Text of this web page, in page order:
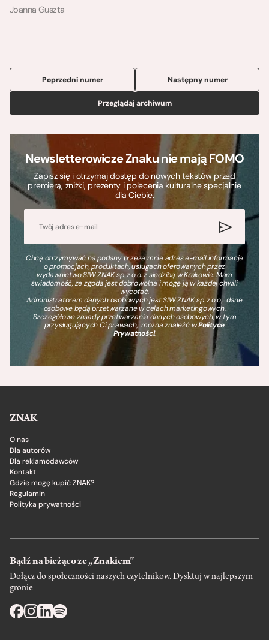
Joanna Guszta
Poprzedni numer
Przeglądaj archiwum
Następny numer
Newsletterowicze Znaku nie mają FOMO
Zapisz się i otrzymaj dostęp do nowych tekstów przed
premierą, zniżki, prezenty i polecenia kulturalne specjalnie
dla Ciebie.
Chcę otrzymywać na podany przeze mnie adres e-mail informacje
o promocjach, produktach, usługach oferowanych przez
wydawnictwo SIW ZNAK sp. z o.o. z siedzibą w Krakowie. Mam
świadomość, że zgoda jest dobrowolna i mogę ją w każdej chwili
wycofać.
Administratorem danych osobowych jest SIW ZNAK sp. z o.o., dane
osobowe będą przetwarzane w celach marketingowych.
Szczegółowe zasady przetwarzania danych osobowych, w tym
przysługujących Ci prawach, można znaleźć wPolityce
Prywatności.
ZNAK
O nas
Dla autorów
Dla reklamodawców
Kontakt
Gdzie mogę kupić ZNAK?
Regulamin
Polityka prywatności
Bądź na bieżąco ze „Znakiem”
Dołącz do społeczności naszych czytelnikow. Dysktuj w najlepszym
gronie